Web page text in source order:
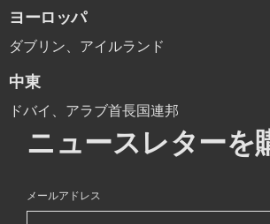
ヨーロッパ
ダブリン、アイルランド
中東
ドバイ、アラブ首長国連邦
ニュースレターを
メールアドレス